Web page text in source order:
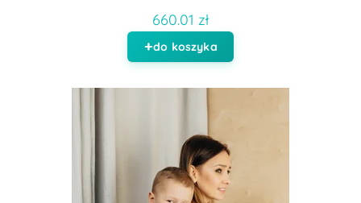
660.01 zł
do koszyka